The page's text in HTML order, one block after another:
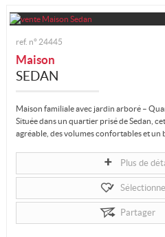
Mon compte
Ma sélection
ref. n° 24445
Maison
SEDAN
Maison familiale avec jardin arboré –
Située dans un quartier prisé de Sedan,
agréable, des volumes confortables et un
Plus de
Partager